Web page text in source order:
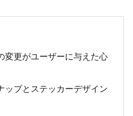
変更がユーザーに与えた心
ップとステッカーデザイン